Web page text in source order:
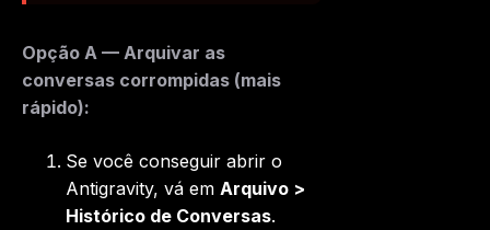
Opção A — Arquivar as
conversas corrompidas (mais
rápido):
Se você conseguir abrir o
Antigravity, vá em Arquivo >
Histórico de Conversas.